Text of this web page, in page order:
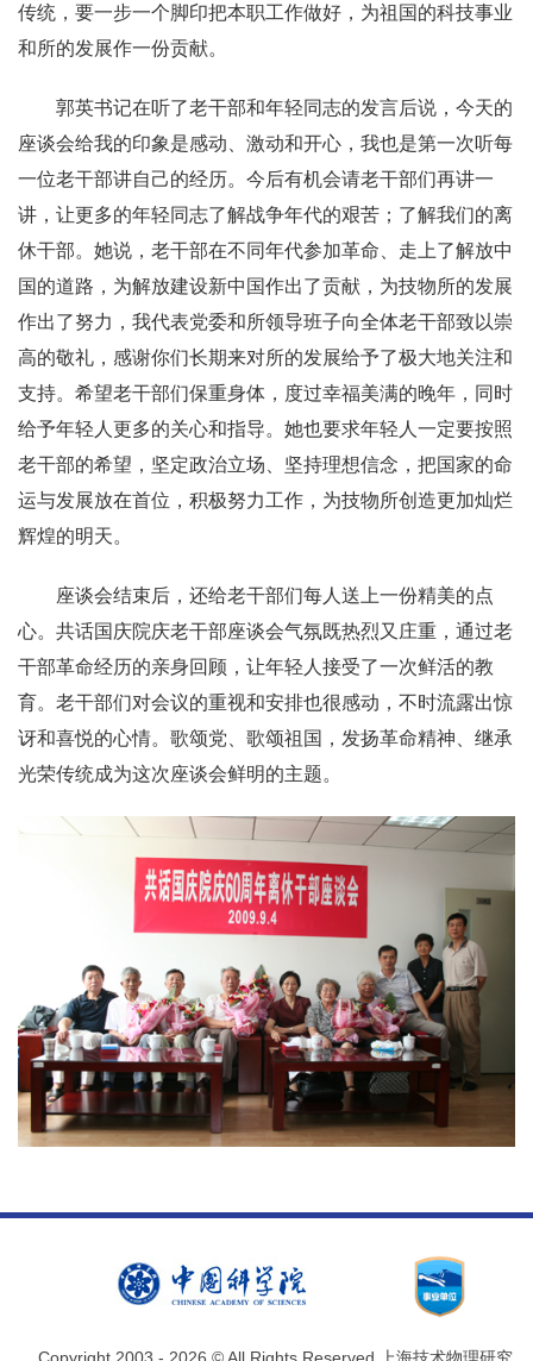
传统，要一步一个脚印把本职工作做好，为祖国的科技事业
和所的发展作一份贡献。
郭英书记在听了老干部和年轻同志的发言后说，今天的
座谈会给我的印象是感动、激动和开心，我也是第一次听每
一位老干部讲自己的经历。今后有机会请老干部们再讲一
讲，让更多的年轻同志了解战争年代的艰苦；了解我们的离
休干部。她说，老干部在不同年代参加革命、走上了解放中
国的道路，为解放建设新中国作出了贡献，为技物所的发展
作出了努力，我代表党委和所领导班子向全体老干部致以崇
高的敬礼，感谢你们长期来对所的发展给予了极大地关注和
支持。希望老干部们保重身体，度过幸福美满的晚年，同时
给予年轻人更多的关心和指导。她也要求年轻人一定要按照
老干部的希望，坚定政治立场、坚持理想信念，把国家的命
运与发展放在首位，积极努力工作，为技物所创造更加灿烂
辉煌的明天。
座谈会结束后，还给老干部们每人送上一份精美的点
心。共话国庆院庆老干部座谈会气氛既热烈又庄重，通过老
干部革命经历的亲身回顾，让年轻人接受了一次鲜活的教
育。老干部们对会议的重视和安排也很感动，不时流露出惊
讶和喜悦的心情。歌颂党、歌颂祖国，发扬革命精神、继承
光荣传统成为这次座谈会鲜明的主题。
Copyright 2003 - 2026 © All Rights Reserved 上海技术物理研究